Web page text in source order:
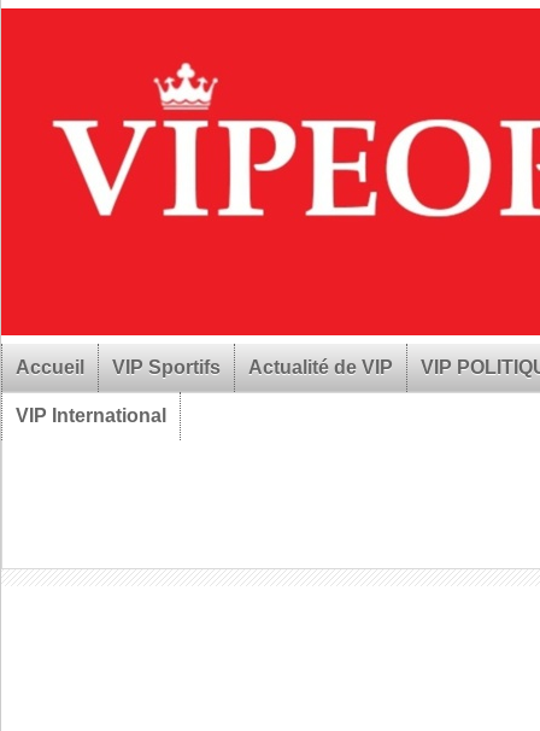
Accueil VIP Sportifs Actualité de VIP VIP
VIP International